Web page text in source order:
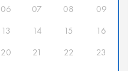
06 07 08
09
13 14 15
16
20 21 22
23